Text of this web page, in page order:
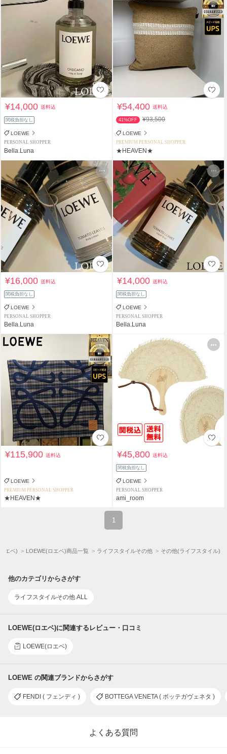
¥14,000送料込
関税負担なし
LOEWE
PERSONAL SHOPPER
Bella.Luna
¥54,400送料込
41%OFF ¥93,500
LOEWE
PREMIUM PERSONAL SHOPPER
★HEAVEN★
¥16,000送料込
関税負担なし
LOEWE
PERSONAL SHOPPER
Bella.Luna
¥14,000送料込
関税負担なし
LOEWE
PERSONAL SHOPPER
Bella.Luna
¥115,900送料込
LOEWE
PREMIUM PERSONAL SHOPPER
★HEAVEN★
¥45,800送料込
関税負担なし
LOEWE
PERSONAL SHOPPER
ami_room
1
エベ) LOEWE(ロエベ)商品一覧 ライフスタイルその他 その他(ライフスタイル)
他のカテゴリからさがす
ライフスタイルその他 ALL
LOEWE(ロエベ)に関連するレビュー・口コミ
LOEWE(ロエベ)
LOEWE の関連ブランドからさがす
FENDI ( フェンディ ) BOTTEGA VENETA ( ボッテガヴェネタ )
よくある質問